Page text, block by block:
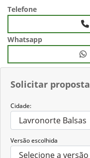
Solicitar proposta
Cidade:
Versão escolhida
Telefone
Whatsapp